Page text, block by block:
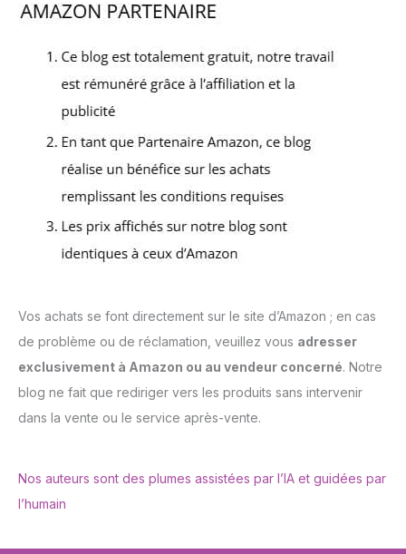
Vos achats se font directement sur le site d’Amazon ; en cas
de problème ou de réclamation, veuillez vous adresser
exclusivement à Amazon ou au vendeur concerné. Notre
blog ne fait que rediriger vers les produits sans intervenir
dans la vente ou le service après-vente.
Nos auteurs sont des plumes assistées par l’IA et guidées par
l’humain